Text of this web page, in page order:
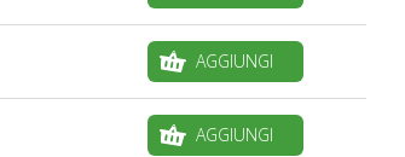
AGGIUNGI
AGGIUNGI